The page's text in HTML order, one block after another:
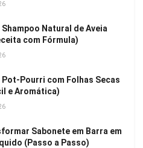
Natural de Aveia
com Fórmula)
Pot-Pourri com Folhas Secas
e Aromática)
Sabonete em Barra em
(Passo a Passo)